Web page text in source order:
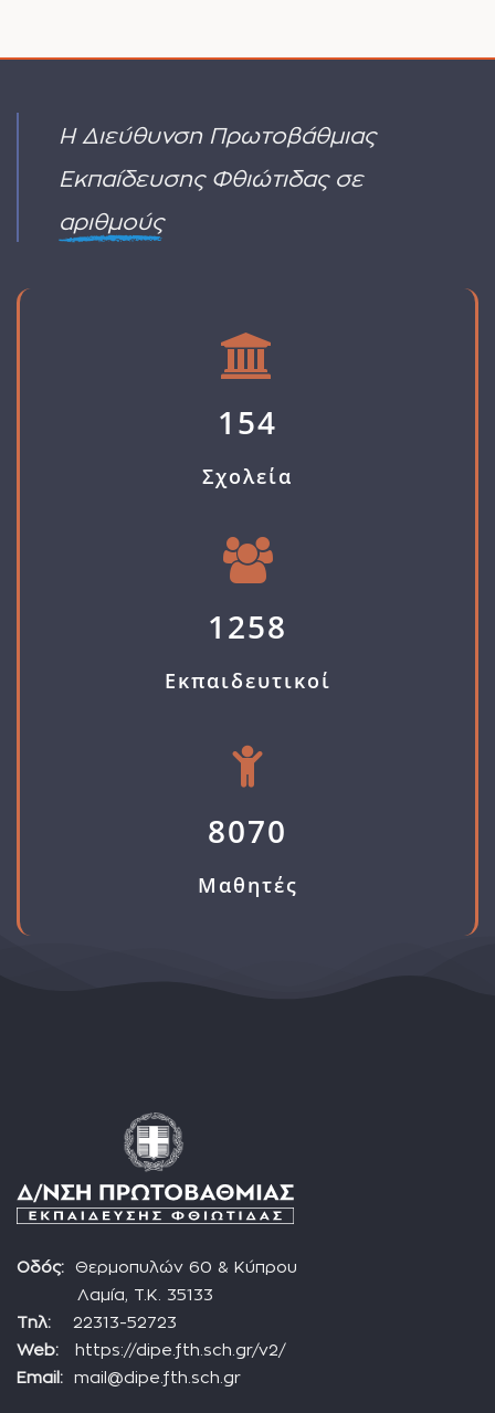
ΥΑ
ΔΙΟΡΙΣΜΟΥ
2
Η Διεύθυνση Πρωτοβάθμιας
Εκπαίδευσης Φθιώτιδας σε
αριθμούς
154
Σχολεία
1258
Εκπαιδευτικοί
8070
Μαθητές
Οδός: Θερμοπυλών 60 & Κύπρου
Λαμία, Τ.Κ. 35133
Τηλ: 22313-52723
Web: https://dipe.fth.sch.gr/v2/
Email: mail@dipe.fth.sch.gr